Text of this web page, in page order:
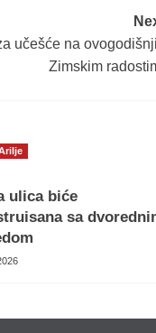
učešće na
Zimskim
ulica biće
sa